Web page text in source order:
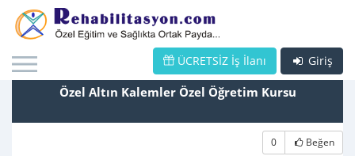
Giriş
ÜCRETSİZ İş İlanı
Özel Altın Kalemler Özel Öğretim Kursu
0 Beğen